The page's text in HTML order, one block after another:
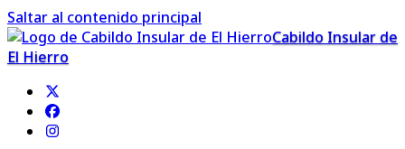
Saltar al contenido principal
Cabildo Insular de
El Hierro